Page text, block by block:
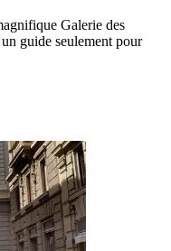
Galerie des
guide seulement pour